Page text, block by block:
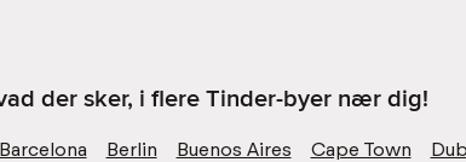
der sker, i flere Tinder-byer nær dig!
Barcelona Berlin Buenos Aires Cape Town